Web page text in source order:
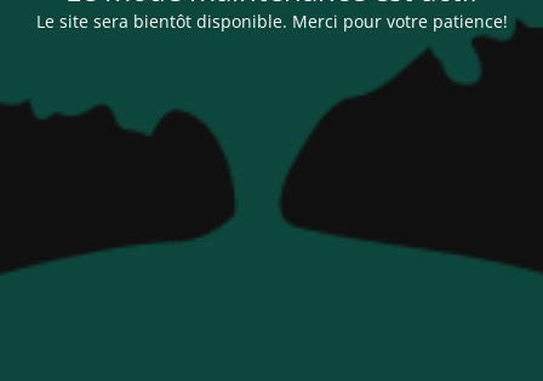
Le site sera bientôt disponible. Merci pour votre patience!